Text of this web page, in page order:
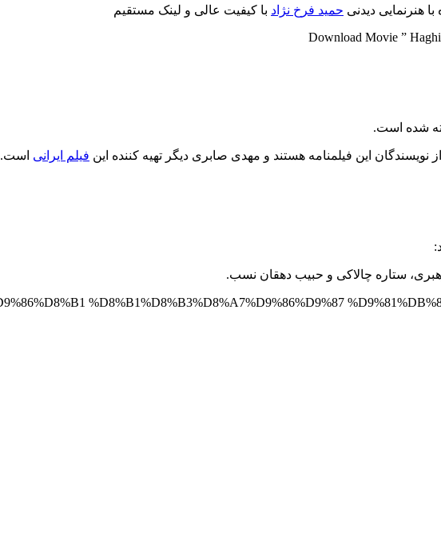
هنرنمایی دیدنی حمید فرخ نژاد با کیفیت عالی و لینک مستقیم
Download Movie ”
شده است.
این فیلمنامه هستند و مهدی صابری دیگر تهیه کننده این فیلم ایرانی است.
ستاره چالاکی و حبیب دهقان نسب.